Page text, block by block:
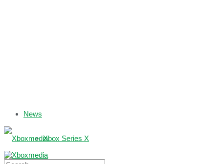
News
Xbox Series X